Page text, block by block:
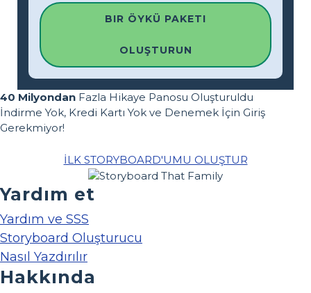
BIR ÖYKÜ PAKETI
OLUŞTURUN
40 Milyondan Fazla Hikaye Panosu Oluşturuldu
İndirme Yok, Kredi Kartı Yok ve Denemek İçin Giriş
Gerekmiyor!
İLK STORYBOARD'UMU OLUŞTUR
Yardım et
Yardım ve SSS
Storyboard Oluşturucu
Nasıl Yazdırılır
Hakkında